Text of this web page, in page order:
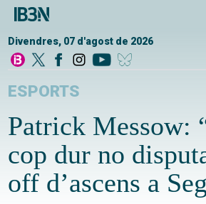
Divendres, 07 d'agost de 2026
ESPORTS
Patrick Messow:
cop dur no
off d’ascens a